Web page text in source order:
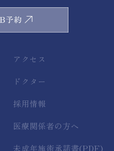
アクセス
ドクター
採用情報
医療関係者の方へ
未成年施術承諾書(PDF)